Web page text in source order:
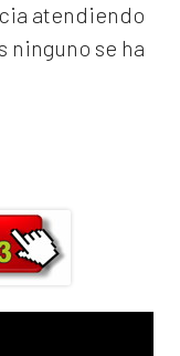
atendiendo
ninguno se ha